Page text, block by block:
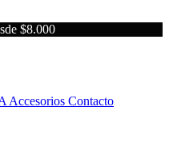
$8.000
Accesorios Contacto